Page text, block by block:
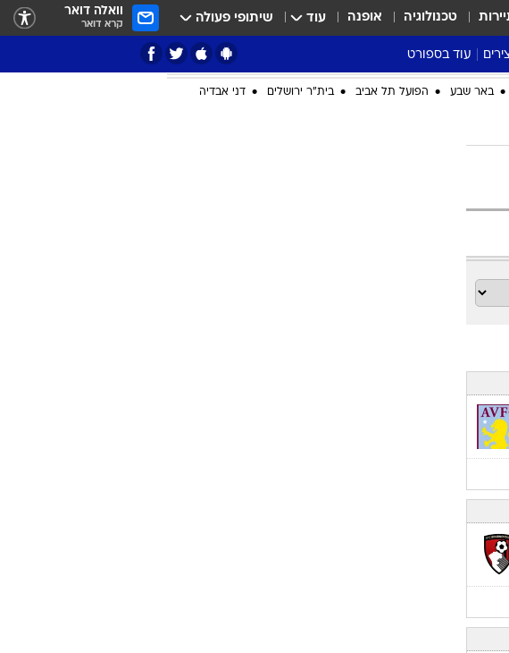
טכנולוגיה אופנה עוד שיתופי פעולה וואלה דואר
קרא דואר
עוד בספורט
מונדיאל 2026
החידה של ספורט1
ארכיון מדורים
באר שבע הפועל תל אביב בית"ר ירושלים דני אבדיה